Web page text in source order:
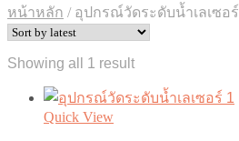
หน้าหลัก /อุปกรณ์วัดระดับน้ำเลเซอร์
Showing all 1 result
Quick View